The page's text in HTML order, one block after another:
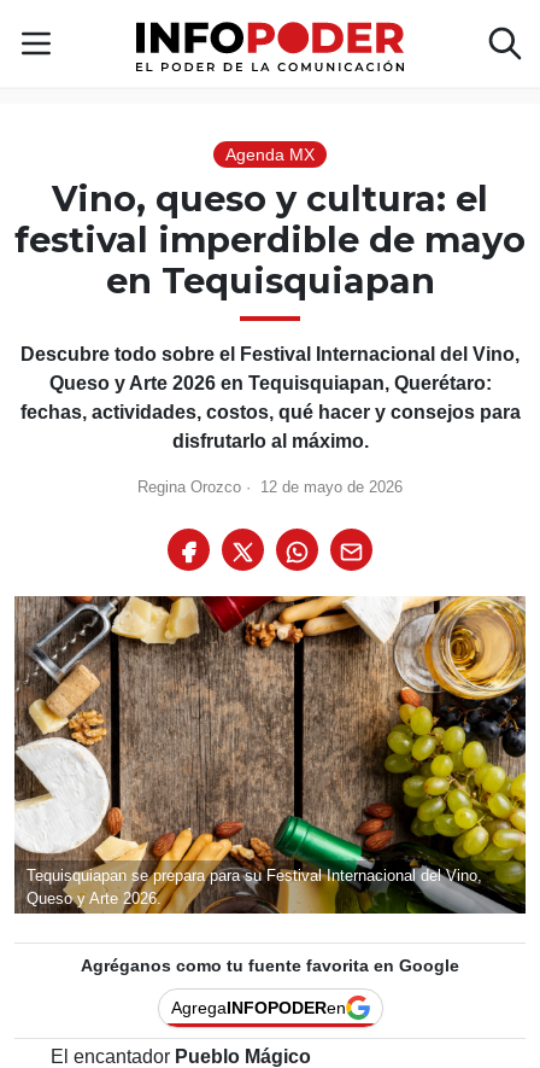
Agenda MX
Vino, queso y cultura: el
festival imperdible de mayo
en Tequisquiapan
Descubre todo sobre el Festival Internacional del Vino,
Queso y Arte 2026 en Tequisquiapan, Querétaro:
fechas, actividades, costos, qué hacer y consejos para
disfrutarlo al máximo.
Regina Orozco · 12 de mayo de 2026
Tequisquiapan se prepara para su Festival Internacional del Vino,
Queso y Arte 2026.
Agréganos como tu fuente favorita en Google
AgregaINFOPODERen
El encantador Pueblo Mágico